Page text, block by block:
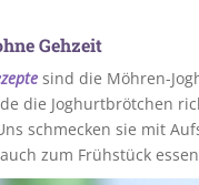
Gehzeit
sind die Möhren-
die Joghurtbrötchen
schmecken sie mit
zum Frühstück